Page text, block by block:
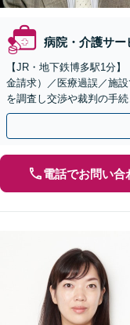
病院・介護サー
【JR・地下鉄博多駅1分
金請求）／医療過誤／施
を調査し交渉や裁判の手
った解決へ【夜間休日相
電話でお問い合